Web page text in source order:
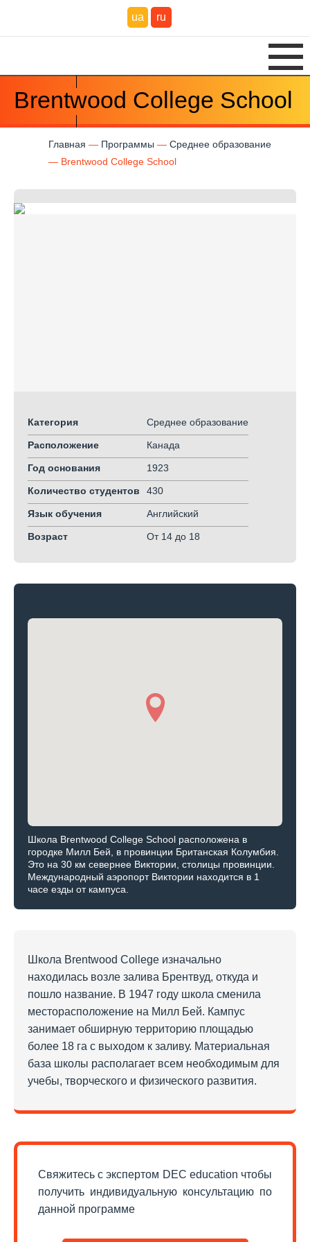
ua ru
Brentwood College School
Главная Программы
Среднее образование
Brentwood College School
Категория Среднее образование
Расположение Канада
Год основания 1923
Количество студентов 430
Язык обучения Английский
Возраст От 14 до 18
Школа Brentwood College School расположена в
городке Милл Бей, в провинции Британская Колумбия.
Это на 30 км севернее Виктории, столицы провинции.
Международный аэропорт Виктории находится в 1
часе езды от кампуса.
Школа Brentwood College изначально
находилась возле залива Брентвуд, откуда и
пошло название. В 1947 году школа сменила
месторасположение на Милл Бей. Кампус
занимает обширную территорию площадью
более 18 га с выходом к заливу. Материальная
база школы располагает всем необходимым для
учебы, творческого и физического развития.
Свяжитесь с экспертом DEC education чтобы
получить индивидуальную консультацию по
данной программе